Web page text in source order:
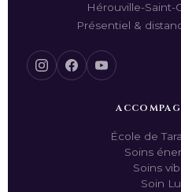
Hérouville-Saint-
Présentiel &
École de
Soins
Soins
Soin